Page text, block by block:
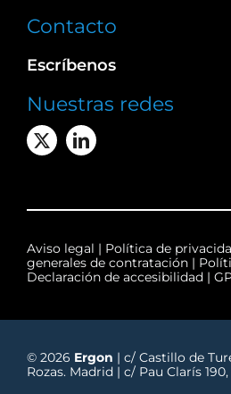
Contacto
Escríbenos
Nuestras redes
Aviso legal | Política de
generales de contratación|
Declaración de accesibilidad |
© 2026 Ergon | c/ Castillo de
Rozas. Madrid | c/ Pau Clarís